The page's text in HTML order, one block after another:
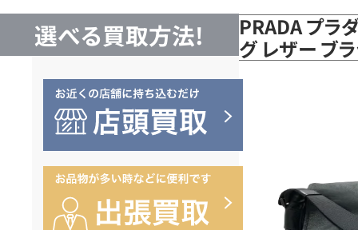
選べる買取方法!
PRADA プラ
グ レザー ブ